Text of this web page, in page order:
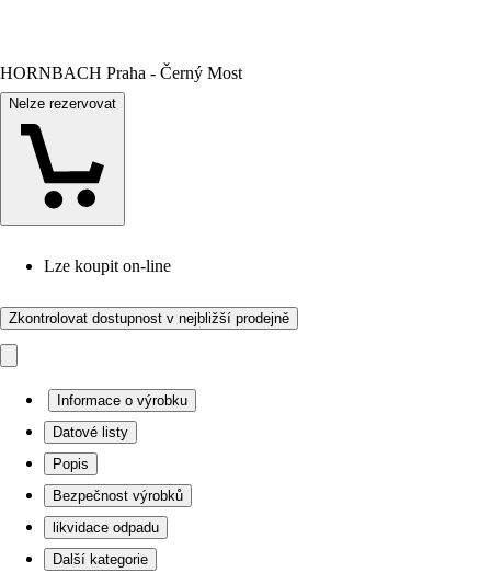
HORNBACH Praha - Černý Most
Nelze rezervovat
Lze koupit on-line
Zkontrolovat dostupnost v nejbližší prodejně
Informace o výrobku
Datové listy
Popis
Bezpečnost výrobků
likvidace odpadu
Další kategorie